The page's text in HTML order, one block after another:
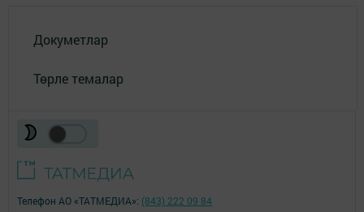
Докуметлар
Төрле темалар
Телефон АО «ТАТМЕДИА»: (843) 222 09 84